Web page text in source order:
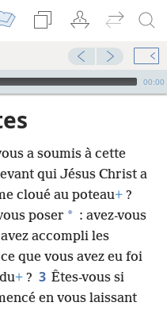
00:00
a soumis à cette
qui Jésus Christ a
cloué au poteau+ ?
poser * : avez-​vous
accompli les
que vous avez eu foi
+ ? 3 Êtes-​vous si
en vous laissant